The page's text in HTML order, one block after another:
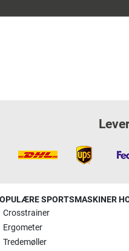
SPORTSMASKINER
Crosstrainer
Ergometer
Tredemøller